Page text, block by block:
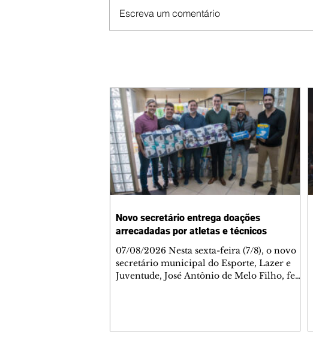
Escreva um comentário
Novo secretário entrega doações
arrecadadas por atletas e técnicos
07/08/2026 Nesta sexta-feira (7/8), o novo
secretário municipal do Esporte, Lazer e
Juventude, José Antônio de Melo Filho, fez